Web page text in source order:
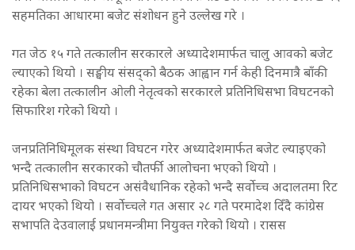
सहमतिका आधारमा बजेट संशोधन हुने उल्लेख गरे ।
गत जेठ १५ गते तत्कालीन सरकारले अध्यादेशमार्फत चालु आवको बजेट
ल्याएको थियो । सङ्घीय संसद्को बैठक आह्वान गर्न केही दिनमात्रै बाँकी
रहेका बेला तत्कालीन ओली नेतृत्वको सरकारले प्रतिनिधिसभा विघटनको
सिफारिश गरेको थियो ।
जनप्रतिनिधिमूलक संस्था विघटन गरेर अध्यादेशमार्फत बजेट ल्याइएको
भन्दै तत्कालीन सरकारको चौतर्फी आलोचना भएको थियो ।
प्रतिनिधिसभाको विघटन असंवैधानिक रहेको भन्दै सर्वोच्च अदालतमा रिट
दायर भएको थियो । सर्वोच्चले गत असार २८ गते परमादेश दिँदै कांग्रेस
सभापति देउवालाई प्रधानमन्त्रीमा नियुक्त गरेको थियो । रासस